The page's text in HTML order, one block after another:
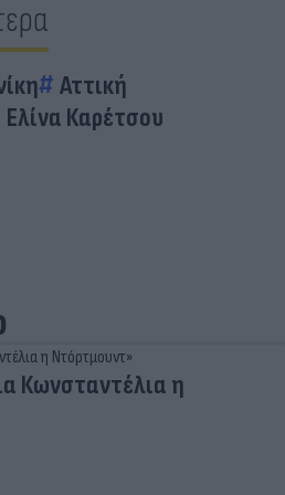
Αττική
Ελίνα Καρέτσου
Κωνσταντέλια η